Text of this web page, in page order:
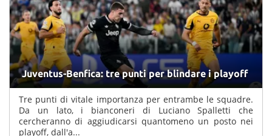
Juventus-Benfica: tre punti per blindare i playoff
Tre punti di vitale importanza per entrambe le squadre.
Da un lato, i bianconeri di Luciano Spalletti che
cercheranno di aggiudicarsi quantomeno un posto nei
playoff, dall'a...